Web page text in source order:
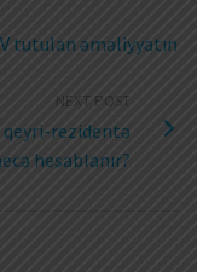
tutulan əməliyyatın
NEXT POST
qeyri-rezidentə
hesablanır?